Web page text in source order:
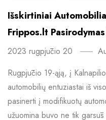
Išskirtiniai
Frippos.lt
2023 rugpjūčio 20
Rugpjūčio 19-ąją, į
automobilių entuziastai iš
pasinerti į modifikuotų
užuomina buvo ne tik